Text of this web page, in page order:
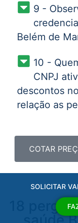
9 -
Belém de
10 -
CNPJ
descontos
relação as
COTAR
18
SOLICITAR